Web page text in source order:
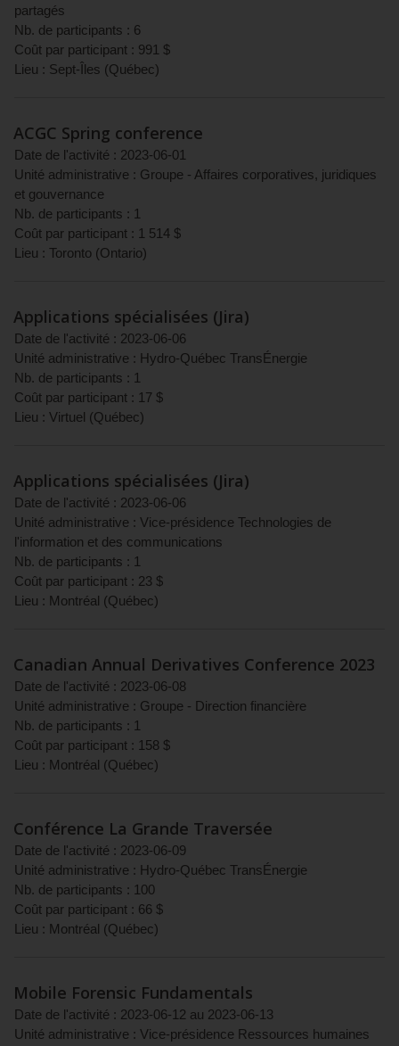
partagés
Nb. de participants : 6
Coût par participant : 991 $
Lieu : Sept-Îles (Québec)
ACGC Spring conference
Date de l'activité : 2023-06-01
Unité administrative : Groupe - Affaires corporatives, juridiques
et gouvernance
Nb. de participants : 1
Coût par participant : 1 514 $
Lieu : Toronto (Ontario)
Applications spécialisées (Jira)
Date de l'activité : 2023-06-06
Unité administrative : Hydro-Québec TransÉnergie
Nb. de participants : 1
Coût par participant : 17 $
Lieu : Virtuel (Québec)
Applications spécialisées (Jira)
Date de l'activité : 2023-06-06
Unité administrative : Vice-présidence Technologies de
l'information et des communications
Nb. de participants : 1
Coût par participant : 23 $
Lieu : Montréal (Québec)
Canadian Annual Derivatives Conference 2023
Date de l'activité : 2023-06-08
Unité administrative : Groupe - Direction financière
Nb. de participants : 1
Coût par participant : 158 $
Lieu : Montréal (Québec)
Conférence La Grande Traversée
Date de l'activité : 2023-06-09
Unité administrative : Hydro-Québec TransÉnergie
Nb. de participants : 100
Coût par participant : 66 $
Lieu : Montréal (Québec)
Mobile Forensic Fundamentals
Date de l'activité : 2023-06-12 au 2023-06-13
Unité administrative : Vice-présidence Ressources humaines